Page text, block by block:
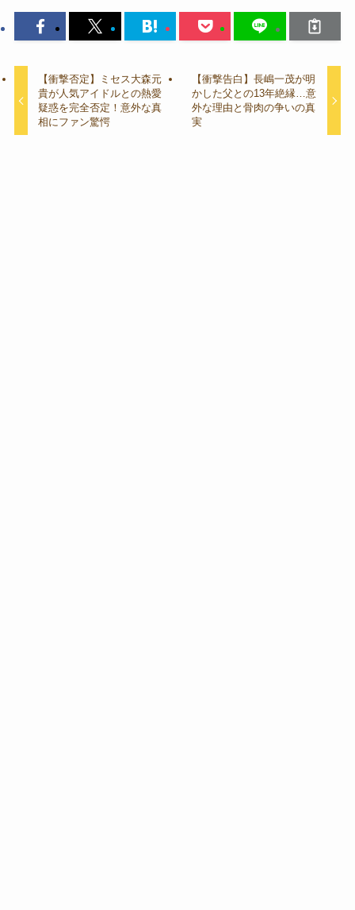
【衝撃否定】ミセス大森元
貴が人気アイドルとの熱愛
疑惑を完全否定！意外な真
相にファン驚愕
【衝撃告白】長嶋一茂が明
かした父との13年絶縁…意
外な理由と骨肉の争いの真
実